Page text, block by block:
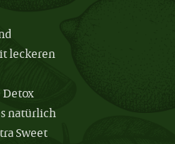
leckeren
Detox
natürlich
Sweet